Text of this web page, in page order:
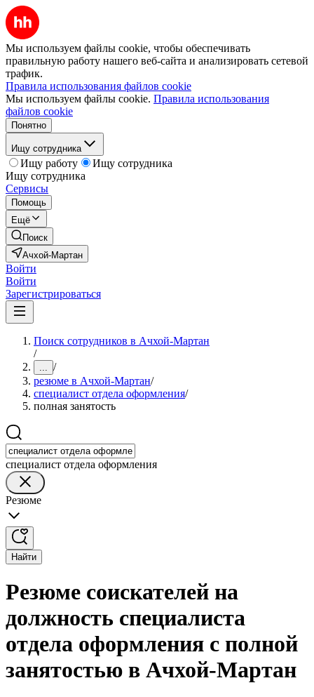
Мы используем файлы cookie, чтобы обеспечивать
правильную работу нашего веб-сайта и анализировать сетевой
трафик.
Правила использования файлов cookie
Мы используем файлы cookie. Правила использования
файлов cookie
Понятно
Ищу сотрудника
Ищу работу
Ищу сотрудника
Ищу сотрудника
Сервисы
Помощь
Ещё
Поиск
Ачхой-Мартан
Войти
Войти
Зарегистрироваться
Поиск сотрудников в Ачхой-Мартан
/
... /
резюме в Ачхой-Мартан/
специалист отдела оформления/
полная занятость
специалист отдела оформления
Резюме
Найти
Резюме соискателей на
должность специалиста
отдела оформления с полной
занятостью в Ачхой-Мартан